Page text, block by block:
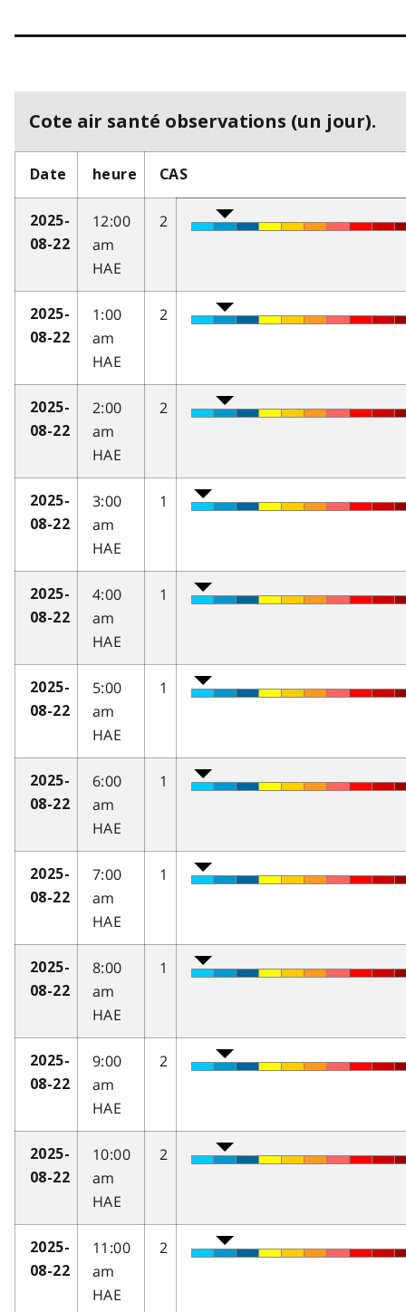
Cote air santé observations (un jour).
Date heure CAS
2025-
08-22
12:00
am
HAE
2
2025-
08-22
1:00
am
HAE
2
2025-
08-22
2:00
am
HAE
2
2025-
08-22
3:00
am
HAE
1
2025-
08-22
4:00
am
HAE
1
2025-
08-22
5:00
am
HAE
1
2025-
08-22
6:00
am
HAE
1
2025-
08-22
7:00
am
HAE
1
2025-
08-22
8:00
am
HAE
1
2025-
08-22
9:00
am
HAE
2
2025-
08-22
10:00
am
HAE
2
2025-
08-22
11:00
am
HAE
2